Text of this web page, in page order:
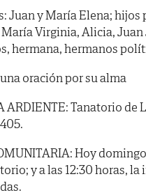
Juan y María Elena;
Virginia, Alicia,
hermana, hermanos
oración por su alma
ARDIENTE: Tanatorio de
Hoy
y a las 12:30 horas,